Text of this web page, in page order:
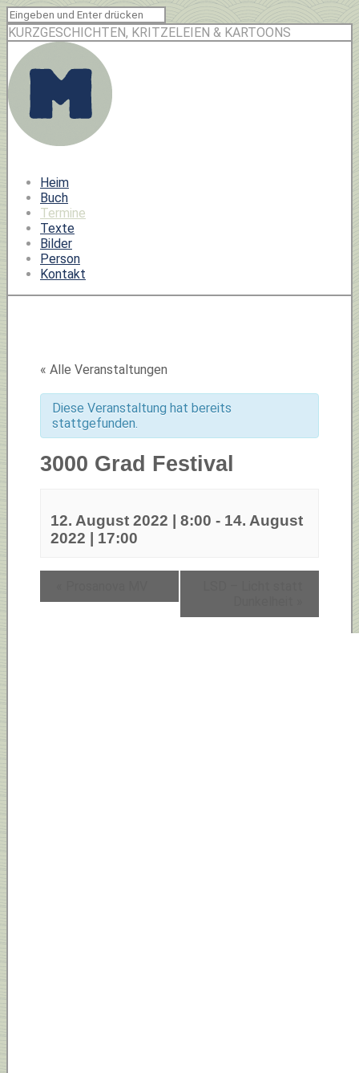
KURZGESCHICHTEN, KRITZELEIEN & KARTOONS
Heim
Buch
Termine
Texte
Bilder
Person
Kontakt
« Alle Veranstaltungen
Diese Veranstaltung hat bereits
stattgefunden.
3000 Grad Festival
12. August 2022 | 8:00 - 14. August
2022 | 17:00